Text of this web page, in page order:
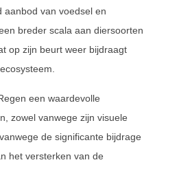
aanbod van voedsel en
breder scala aan diersoorten
op zijn beurt weer bijdraagt
een waardevolle
zowel vanwege zijn visuele
de significante bijdrage
het versterken van de